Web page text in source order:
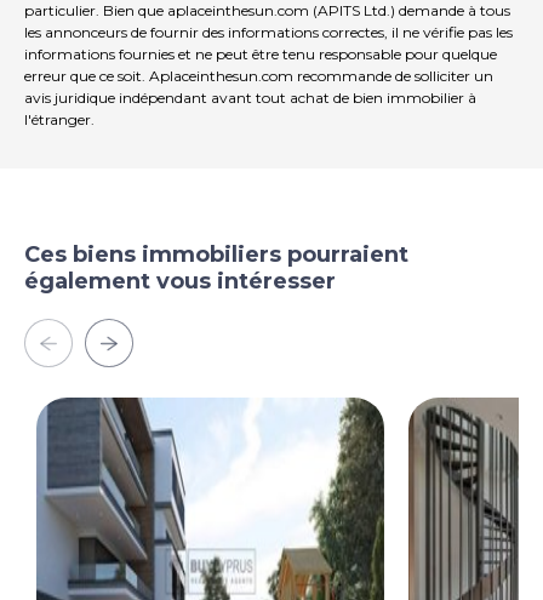
particulier. Bien que aplaceinthesun.com (APITS Ltd.) demande à tous
les annonceurs de fournir des informations correctes, il ne vérifie pas les
informations fournies et ne peut être tenu responsable pour quelque
erreur que ce soit. Aplaceinthesun.com recommande de solliciter un
avis juridique indépendant avant tout achat de bien immobilier à
l'étranger.
Ces biens immobiliers pourraient
également vous intéresser